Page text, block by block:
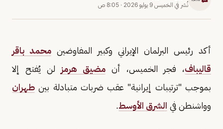
نُشر في الخميس 9 يوليو 2026 · 8:05 ص
أكد رئيس البرلمان الإيراني وكبير المفاوضين محمد باقر
قاليباف، فجر الخميس، أن مضيق هرمز لن يُفتح إلا
بموجب "ترتيبات إيرانية" عقب ضربات متبادلة بين طهران
وواشنطن في الشرق الأوسط.